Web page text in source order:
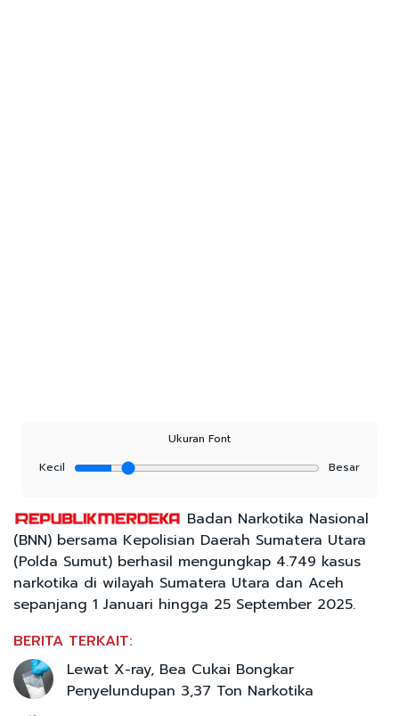
Ukuran Font
Kecil
Besar
Badan Narkotika Nasional
(BNN) bersama Kepolisian Daerah Sumatera Utara
(Polda Sumut) berhasil mengungkap 4.749 kasus
narkotika di wilayah Sumatera Utara dan Aceh
sepanjang 1 Januari hingga 25 September 2025.
BERITA TERKAIT:
Lewat X-ray, Bea Cukai Bongkar
Penyelundupan 3,37 Ton Narkotika